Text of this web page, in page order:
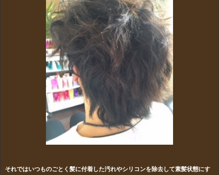
それではいつものごとく髪に付着した汚れやシリコンを除去して素髪状態にす